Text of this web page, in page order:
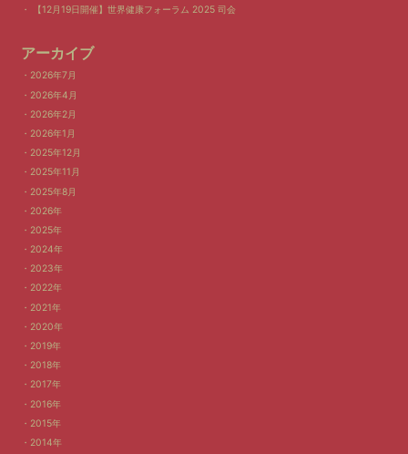
【12月19日開催】世界健康フォーラム 2025 司会
アーカイブ
2026年7月
2026年4月
2026年2月
2026年1月
2025年12月
2025年11月
2025年8月
2026年
2025年
2024年
2023年
2022年
2021年
2020年
2019年
2018年
2017年
2016年
2015年
2014年